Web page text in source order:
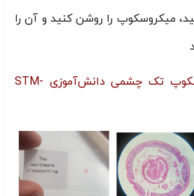
میکروسکوپ را روشن کنید و آن را
تصاویر زیر با ميكروسكوپ تک چشمی دانش‌آموزی STM-